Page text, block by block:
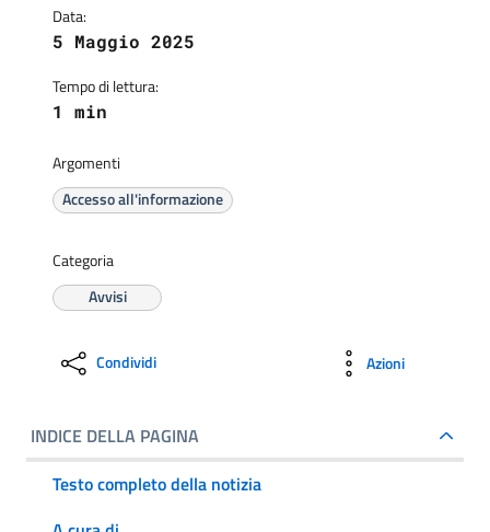
Data:
5 Maggio 2025
Tempo di lettura:
1 min
Argomenti
Accesso all'informazione
Categoria
Avvisi
Condividi Azioni
INDICE DELLA PAGINA
Testo completo della notizia